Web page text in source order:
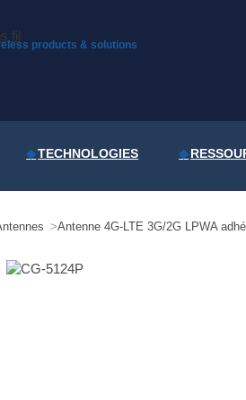
products & solutions
TECHNOLOGIES
Antenne 4G-LTE 3G/2G LPWA